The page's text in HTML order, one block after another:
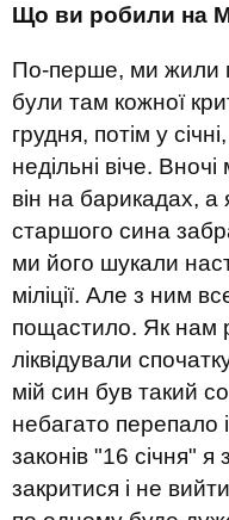
Що ви робили на
По-перше, ми жили
були там кожної
грудня, потім у
недільні віче.
він на барикадах, а
старшого сина
ми його шукали
міліції. Але з ним
пощастило. Як нам
ліквідували
мій син був такий
небагато перепало
законів "16 січня"
закритися і не